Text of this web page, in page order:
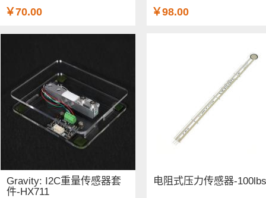
￥70.00 ￥98.00
Gravity: I2C重量传感器套
件-HX711
电阻式压力传感器-100lbs